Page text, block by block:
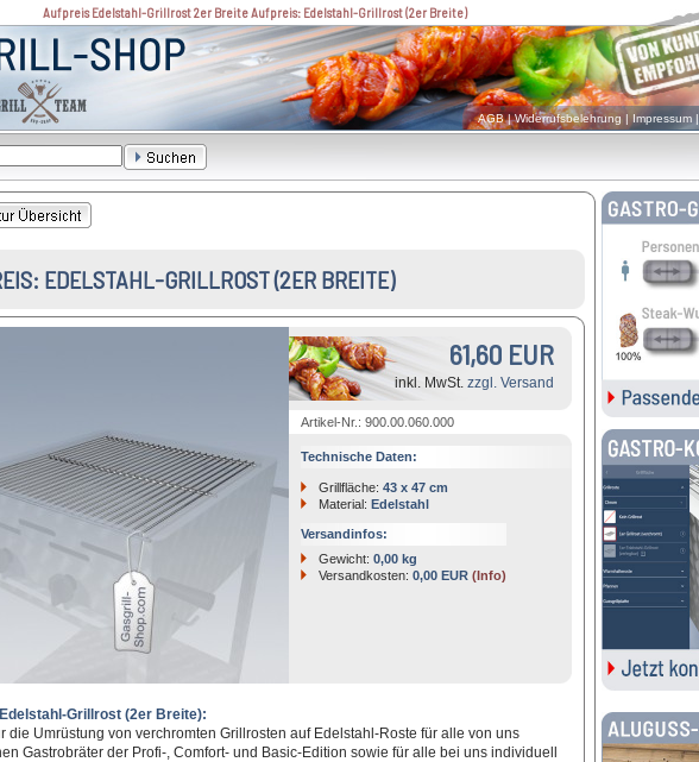
Aufpreis Edelstahl-Grillrost 2er Breite Aufpreis: Edelstahl-Grillrost (2er Breite)
AGB|Widerrufsbelehrung | Impressum|
EDELSTAHL-GRILLROST (2ER BREITE)
61,60 EUR
inkl. MwSt. zzgl. Versand
Artikel-Nr.: 900.00.060.000
Technische Daten:
Grillfläche: 43 x 47 cm
Material: Edelstahl
Versandinfos:
Gewicht: 0,00 kg
Versandkosten: 0,00 EUR (Info)
Grillrost (2er Breite):
die Umrüstung von verchromten Grillrosten auf Edelstahl-Roste für alle von uns
Gastrobräter der Profi-, Comfort- und Basic-Edition sowie für alle bei uns individuell